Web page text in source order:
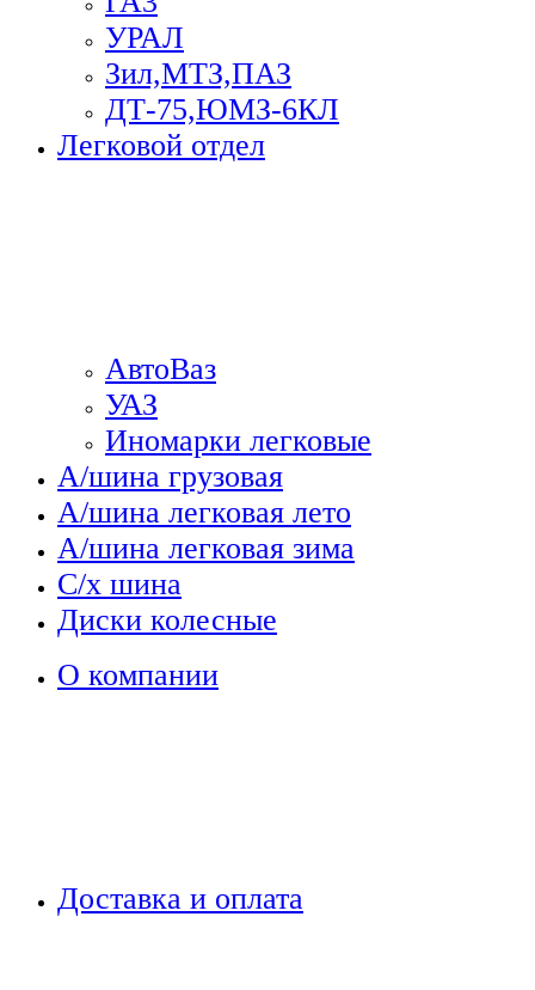
УРАЛ
Зил,МТЗ,ПАЗ
ДТ-75,ЮМЗ-6КЛ
Легковой отдел
АвтоВаз
УАЗ
Иномарки легковые
А/шина грузовая
А/шина легковая лето
А/шина легковая зима
С/х шина
Диски колесные
О компании
Доставка и оплата